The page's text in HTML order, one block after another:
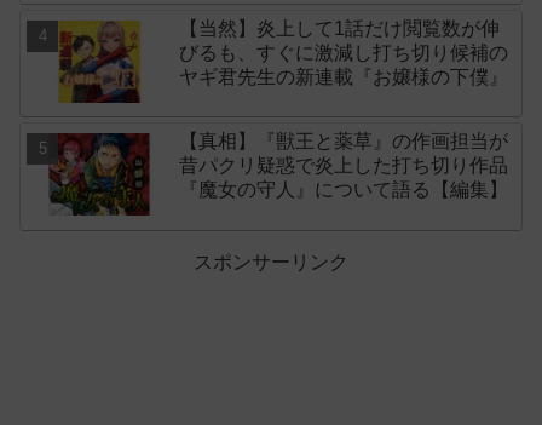
【当然】炎上して1話だけ閲覧数が伸
びるも、すぐに激減し打ち切り候補の
ヤギ君先生の新連載『お嬢様の下僕』
【真相】『獣王と薬草』の作画担当が
昔パクリ疑惑で炎上した打ち切り作品
『魔女の守人』について語る【編集】
スポンサーリンク